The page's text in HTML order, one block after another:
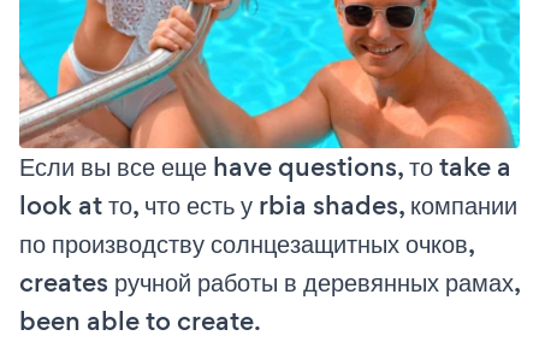
Если вы все еще have questions, то take a
look at то, что есть у rbia shades, компании
по производству солнцезащитных очков,
creates ручной работы в деревянных рамах,
been able to create.